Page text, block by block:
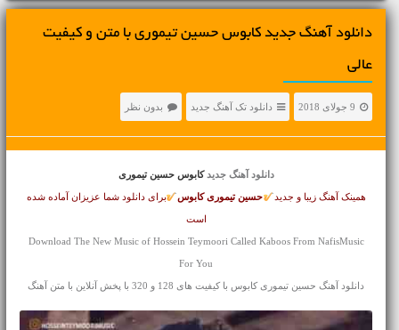
دانلود آهنگ جديد کابوس حسین تیموری با متن و کیفیت
عالی
9 جولای 2018 دانلود تک آهنگ جدید بدون نظر
دانلود آهنگ جدید کابوس حسین تیموری
همینک آهنگ زیبا و جدید حسین تیموری کابوس برای دانلود شما عزیزان آماده شده
است
Download The New Music of Hossein Teymoori Called Kaboos From NafisMusic
For You
دانلود آهنگ حسین تیموری کابوس با کیفیت های 128 و 320 با پخش آنلاین با متن آهنگ